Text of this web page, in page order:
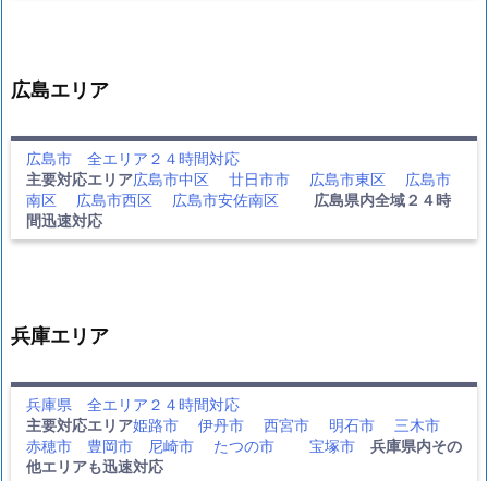
広島エリア
広島市 全エリア２４時間対応
主要対応エリア広島市中区 廿日市市 広島市東区
広島市
南区
広島市西区 広島市安佐南区
広島県内全域２４時
間迅速対応
兵庫エリア
兵庫県 全エリア２４時間対応
主要対応エリア姫路市 伊丹市 西宮市 明石市
三木市
赤穂市
豊岡市 尼崎市 たつの市 宝塚市
兵庫県内その
他エリアも迅速対応